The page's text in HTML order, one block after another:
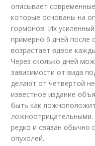
описывает
которые основаны на
гормонов. Их
примерно 6 дней после
возрастает вдвое
Через сколько дней
зависимости от вида
делают от четвертой
известное издание
быть как
ложноотрицательными.
редко и связан обычно
опухолей.